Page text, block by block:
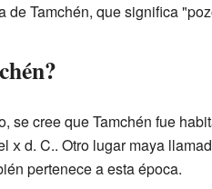
Tamchén, que significa
se cree que Tamchén fue
xd. C.. Otro lugar maya
pertenece a esta época.